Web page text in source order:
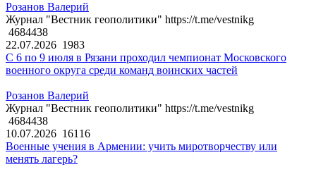
Розанов Валерий
Журнал "Вестник геополитики" https://t.me/vestnikg
4684438
22.07.2026 1983
С 6 по 9 июля в Рязани проходил чемпионат Московского
военного округа среди команд воинских частей
Розанов Валерий
Журнал "Вестник геополитики" https://t.me/vestnikg
4684438
10.07.2026 16116
Военные учения в Армении: учить миротворчеству или
менять лагерь?